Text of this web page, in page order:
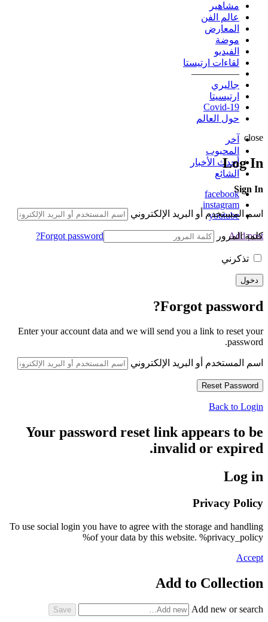
مشاهير
عالم الفن
المعارض
موضة
الفيديو
لقاءات ارتيستا
—————
جاليري
ارتيسيتا
Covid-19
حول العالم
آخر
المحبوب
أحدث الأخبار
الشائع
facebook
instagram
youtube
Add post
close
Log In
Sign In
اسم المستخدم أو البريد الإلكتروني
كلمة المرور Forgot password?
تذكرني
Forgot password?
Enter your account data and we will send you a link to reset your
password.
اسم المستخدم أو البريد الإلكتروني
Back to Login
Your password reset link appears to be
invalid or expired.
Log in
Privacy Policy
To use social login you have to agree with the storage and handling
of your data by this website. %privacy_policy%
Accept
Add to Collection
Add new or search